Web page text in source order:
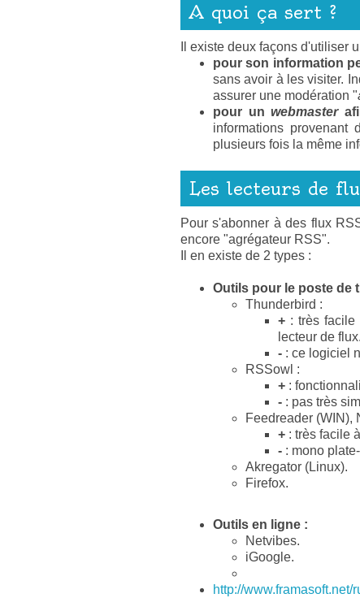
A quoi ça sert ?
Il existe deux façons d'utiliser
pour son information
sans avoir à les visiter.
assurer une modération "
pour unwebmaster
informations provenant
plusieurs fois la même
Les lecteurs de
Pour s'abonner à des flux
encore "agrégateur RSS".
Il en existe de 2 types :
Outils pour le poste de
Thunderbird :
+ : très facile
lecteur de flux.
- : ce logiciel
RSSowl :
+ :
- : pas très
Feedreader (WIN),
+ : très facile
- : mono
Akregator (Linux).
Firefox.
Outils en ligne :
Netvibes.
iGoogle.
http://www.framasoft.net/